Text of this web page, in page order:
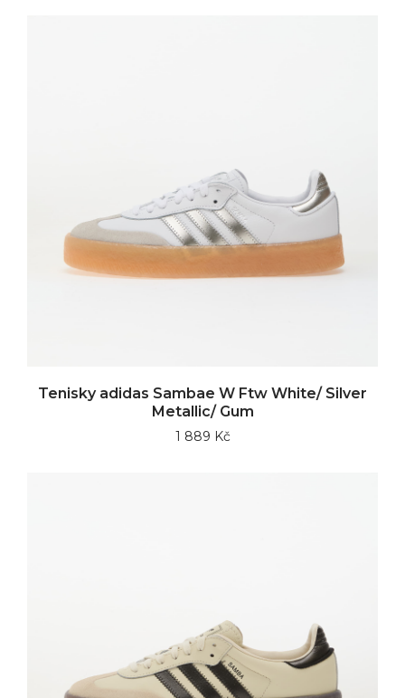
Tenisky adidas Sambae W Ftw White/ Silver
Metallic/ Gum
1 889 Kč